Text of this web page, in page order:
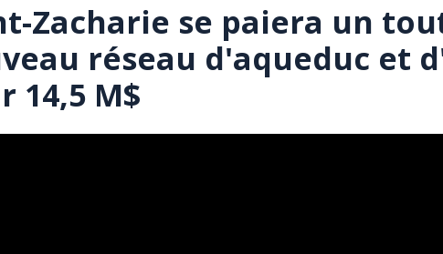
Zacharie se paiera un
réseau d'aqueduc et
14,5 M$